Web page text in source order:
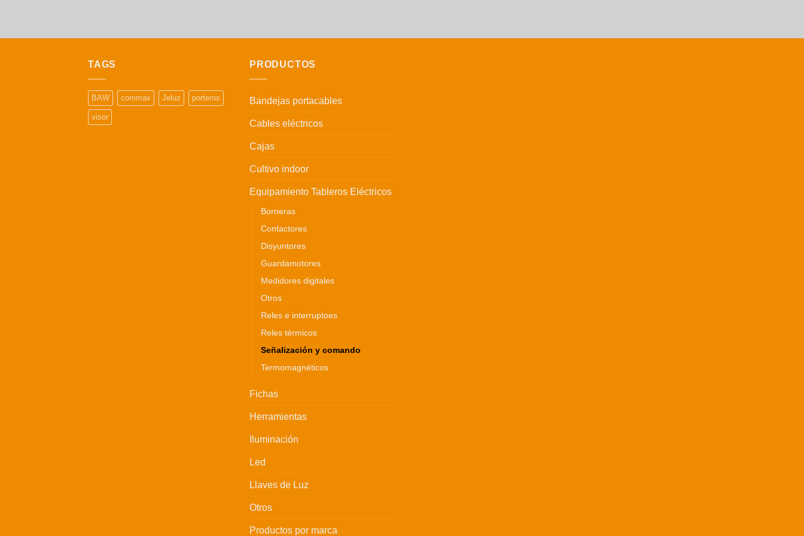
TAGS
BAW commax Jeluz porteros
visor
PRODUCTOS
Bandejas portacables
Cables eléctricos
Cajas
Cultivo indoor
Equipamiento Tableros Eléctricos
Borneras
Contactores
Disyuntores
Guardamotores
Medidores digitales
Otros
Reles e interruptoes
Reles térmicos
Señalización y comando
Termomagnéticos
Fichas
Herramientas
Iluminación
Led
Llaves de Luz
Otros
Productos por marca